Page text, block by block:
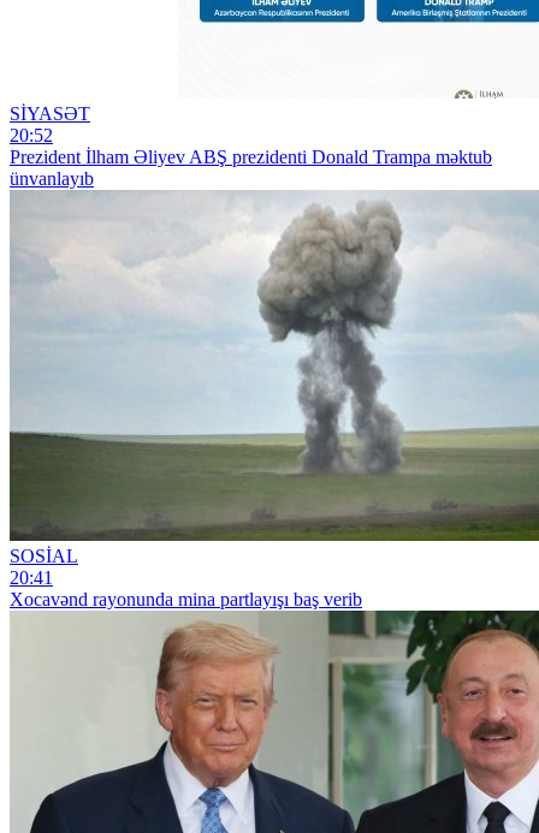
SİYASƏT
20:52
Prezident İlham Əliyev ABŞ prezidenti Donald Trampa məktub
ünvanlayıb
SOSİAL
20:41
Xocavənd rayonunda mina partlayışı baş verib